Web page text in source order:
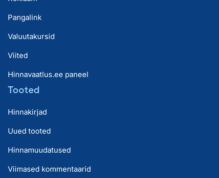
Pangalink
Valuutakursid
Viited
Hinnavaatlus.ee paneel
Tooted
Hinnakirjad
Uued tooted
Hinnamuudatused
Viimased kommentaarid